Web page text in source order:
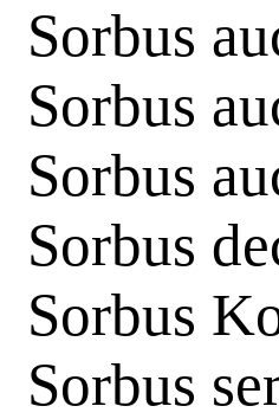
Sorbus
Sorbus
Sorbus
Sorbus
Sorbus
Sorbus